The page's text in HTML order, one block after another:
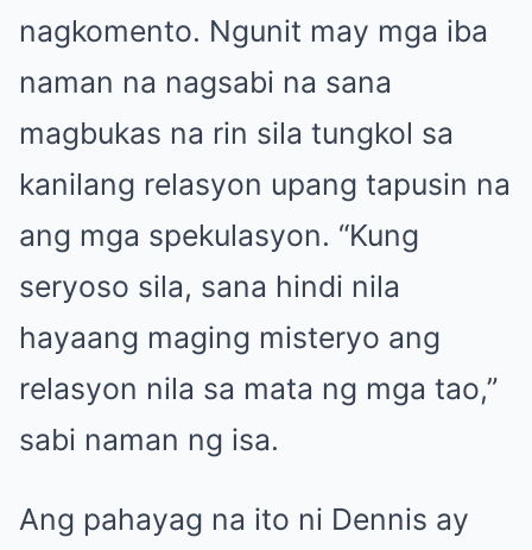
nagkomento. Ngunit may mga iba
naman na nagsabi na sana
magbukas na rin sila tungkol sa
kanilang relasyon upang tapusin na
ang mga spekulasyon. “Kung
seryoso sila, sana hindi nila
hayaang maging misteryo ang
relasyon nila sa mata ng mga tao,”
sabi naman ng isa.
Ang pahayag na ito ni Dennis ay